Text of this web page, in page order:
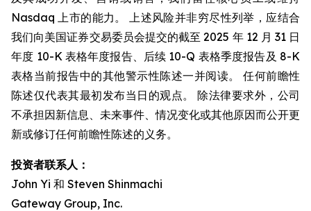
Nasdaq 上市的能力。 上述风险并非穷尽性列举，应结合
我们向美国证券交易委员会提交的截至 2025 年 12 月 31 日
年度 10-K 表格年度报告、后续 10-Q 表格季度报告及 8-K
表格当前报告中的其他警示性陈述一并阅读。 任何前瞻性
陈述仅代表其最初发布当日的观点。 除法律要求外，公司
不承担因新信息、未来事件、情况变化或其他原因而公开更
新或修订任何前瞻性陈述的义务。
投资者联系人：
John Yi 和 Steven Shinmachi
Gateway Group, Inc.